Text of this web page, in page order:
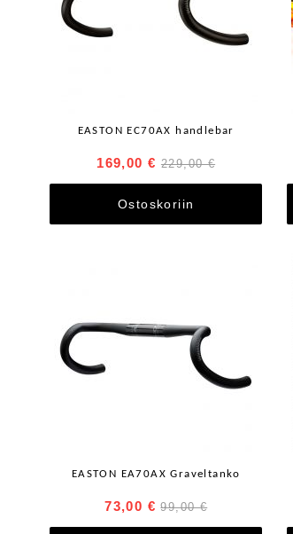
EASTON EC70AX handlebar
169,00 € 229,00 €
Ostoskoriin
EASTON EA70AX Graveltanko
73,00 € 99,00 €